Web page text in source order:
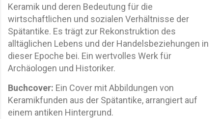
Keramik und deren Bedeutung für die
wirtschaftlichen und sozialen Verhältnisse der
Spätantike. Es trägt zur Rekonstruktion des
alltäglichen Lebens und der Handelsbeziehungen in
dieser Epoche bei. Ein wertvolles Werk für
Archäologen und Historiker.
Buchcover: Ein Cover mit Abbildungen von
Keramikfunden aus der Spätantike, arrangiert auf
einem antiken Hintergrund.